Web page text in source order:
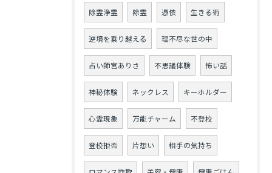
除霊浄霊 除霊 憑依 生きる術
逆境を乗り越える 理不尽な世の中
占い師宮ありさ 不思議体験 怖い話
神秘体験 ネックレス キーホルダー
心霊現象 万能チャーム 不登校
登校拒否 片想い 相手の気持ち